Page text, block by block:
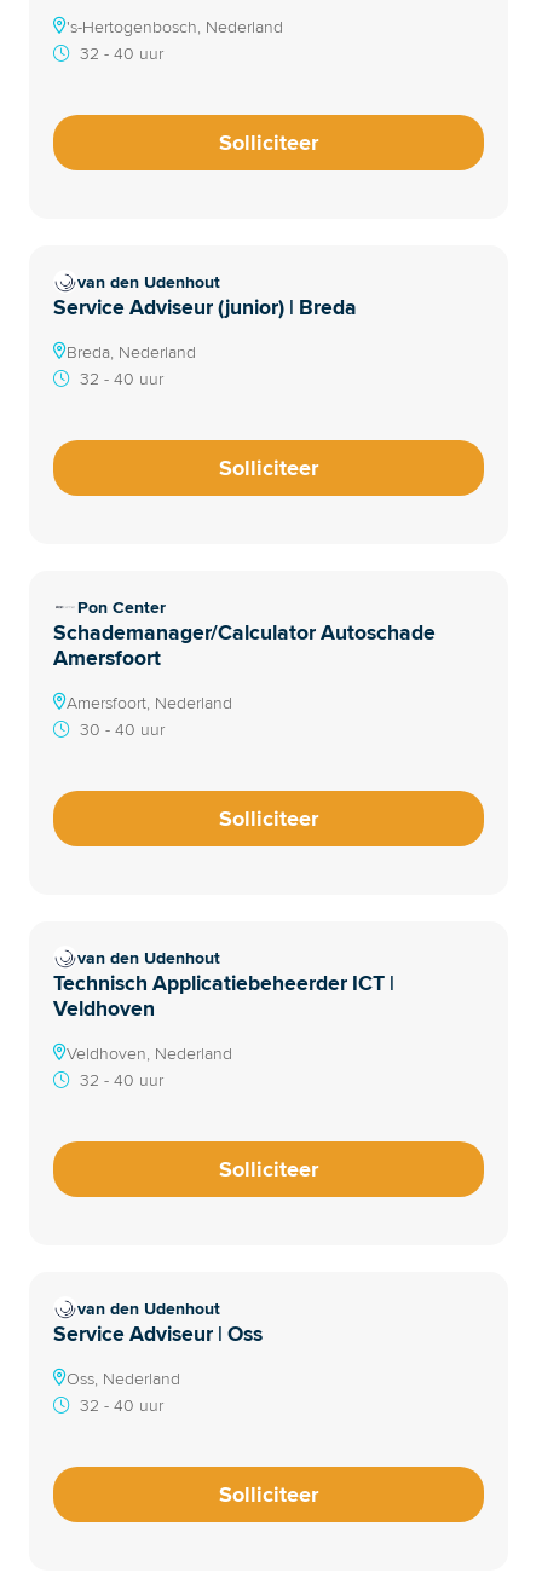
's-Hertogenbosch, Nederland
32 - 40 uur
Solliciteer
van den Udenhout
Service Adviseur (junior) | Breda
Breda, Nederland
32 - 40 uur
Solliciteer
Pon Center
Schademanager/Calculator Autoschade
Amersfoort
Amersfoort, Nederland
30 - 40 uur
Solliciteer
van den Udenhout
Technisch Applicatiebeheerder ICT |
Veldhoven
Veldhoven, Nederland
32 - 40 uur
Solliciteer
van den Udenhout
Service Adviseur | Oss
Oss, Nederland
32 - 40 uur
Solliciteer